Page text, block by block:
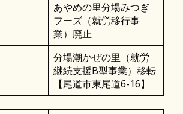
あやめの里分場みつぎ
フーズ（就労移行事
業）廃止
分場潮かぜの里（就労
継続支援B型事業）移転
【尾道市東尾道6-16】